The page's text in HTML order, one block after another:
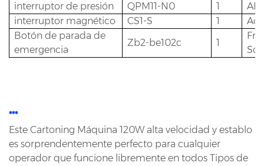
interruptor de presión
QPM11-N0 1
interruptor magnético
CS1-S 1
Botón de parada de
emergencia
Zb2-be102c 1
***
Este Cartoning Máquina 120W alta velocidad y establo
es sorprendentemente perfecto para cualquier
operador que funcione libremente en todos Tipos de